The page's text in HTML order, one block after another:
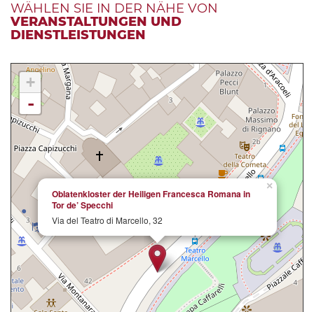
WÄHLEN SIE IN DER NÄHE VON
VERANSTALTUNGEN UND
DIENSTLEISTUNGEN
×
Oblatenkloster der Heiligen Francesca Romana in
Tor de’ Specchi
Via del Teatro di Marcello, 32
+
-